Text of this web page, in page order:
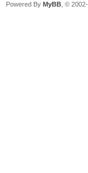
Powered By MyBB , ©